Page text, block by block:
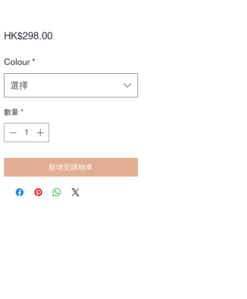
HK$298.00價
Colour *
選擇
數量 *
新增至購物車